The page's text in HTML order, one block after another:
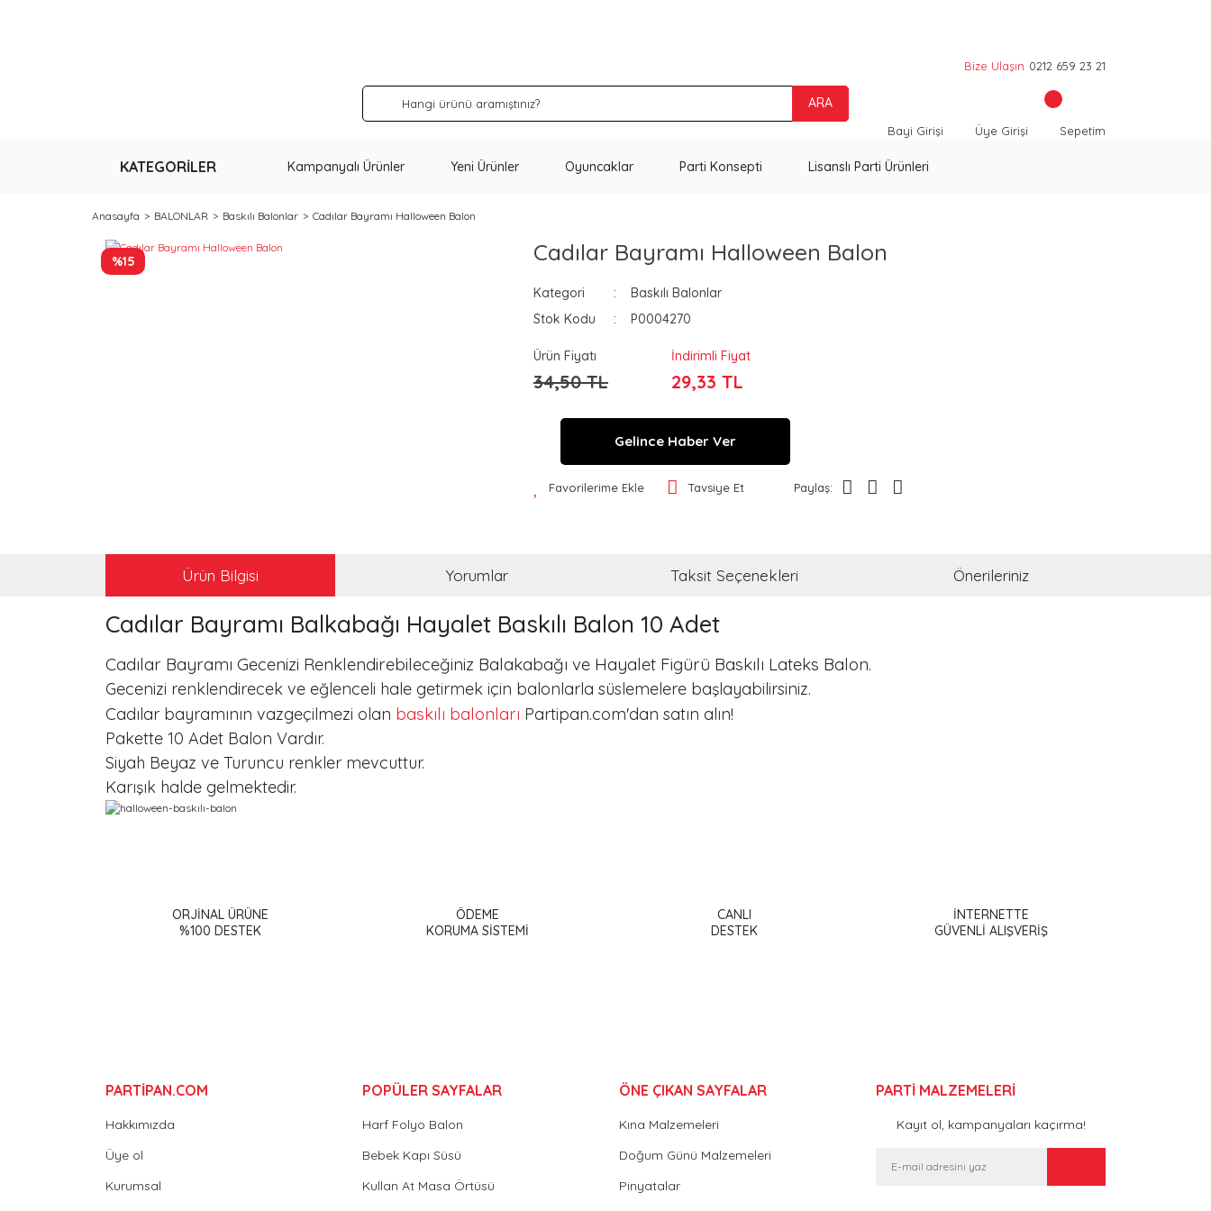
ARA
Bize Ulaşın 0212 659 23 21
Bayi Girişi Üye Girişi Sepetim
KATEGORİLER Kampanyalı Ürünler Yeni Ürünler Oyuncaklar Parti Konsepti Lisanslı Parti Ürünleri
Anasayfa BALONLAR Baskılı Balonlar Cadılar Bayramı Halloween Balon
%15 Cadılar Bayramı Halloween Balon
Kategori
Baskılı Balonlar
Stok Kodu
P0004270
Ürün Fiyatı
34,50 TL
İndirimli Fiyat
29,33 TL
Gelince Haber Ver
Favorilerime Ekle Tavsiye Et Paylaş:
Ürün Bilgisi Yorumlar Taksit Seçenekleri Önerileriniz
Cadılar Bayramı Balkabağı Hayalet Baskılı Balon 10 Adet
Cadılar Bayramı Gecenizi Renklendirebileceğiniz Balakabağı ve Hayalet Figürü Baskılı Lateks Balon.
Gecenizi renklendirecek ve eğlenceli hale getirmek için balonlarla süslemelere başlayabilirsiniz.
Cadılar bayramının vazgeçilmezi olan baskılı balonları Partipan.com'dan satın alın!
Pakette 10 Adet Balon Vardır.
Siyah Beyaz ve Turuncu renkler mevcuttur.
Karışık halde gelmektedir.
Ürün resmi kalitesiz, bozuk veya görüntülenemiyor.
ORJİNAL ÜRÜNE
%100 DESTEK
ÖDEME
KORUMA SİSTEMİ
CANLI
DESTEK
İNTERNETTE
GÜVENLİ ALIŞVERİŞ
PARTİPAN.COM
Hakkımızda
Üye ol
Kurumsal
POPÜLER SAYFALAR
Harf Folyo Balon
Bebek Kapı Süsü
Kullan At Masa Örtüsü
ÖNE ÇIKAN SAYFALAR
Kına Malzemeleri
Doğum Günü Malzemeleri
Pinyatalar
PARTİ MALZEMELERİ
Kayıt ol, kampanyaları kaçırma!